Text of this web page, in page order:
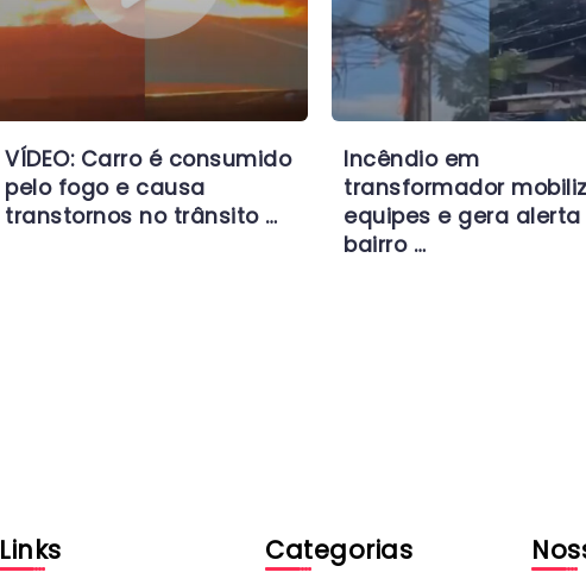
VÍDEO: Carro é consumido
pelo fogo e causa
transtornos no trânsito …
Incêndio em
transformador
equipes e gera alerta
bairro …
Links Categorias